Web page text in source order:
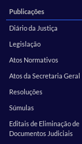
Publicações
Diário da Justiça
Legislação
Atos Normativos
Atos da Secretaria Geral
Resoluções
Súmulas
Editais de Eliminação de
Documentos Judiciais